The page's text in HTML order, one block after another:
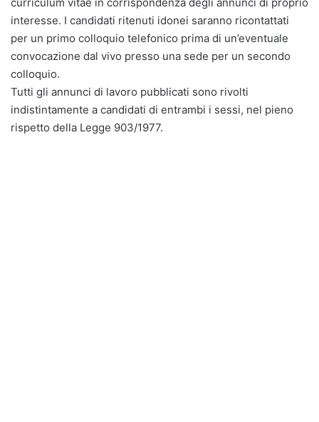
interesse. I candidati ritenuti idonei saranno ricontattati
per un primo colloquio telefonico prima di un’eventuale
convocazione dal vivo presso una sede per un secondo
colloquio.
Tutti gli annunci di lavoro pubblicati sono rivolti
indistintamente a candidati di entrambi i sessi, nel pieno
rispetto della Legge 903/1977.